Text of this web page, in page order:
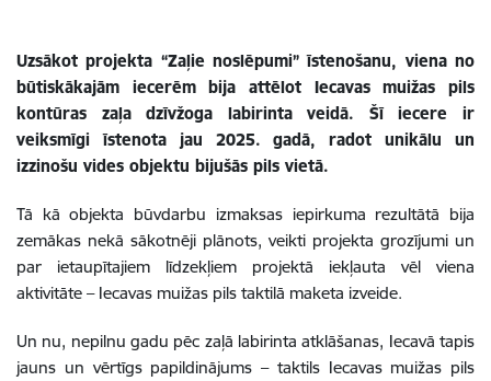
Uzsākot projekta “Zaļie noslēpumi” īstenošanu, viena no
būtiskākajām iecerēm bija attēlot Iecavas muižas pils
kontūras zaļa dzīvžoga labirinta veidā. Šī iecere ir
veiksmīgi īstenota jau 2025. gadā, radot unikālu un
izzinošu vides objektu bijušās pils vietā.
Tā kā objekta būvdarbu izmaksas iepirkuma rezultātā bija
zemākas nekā sākotnēji plānots, veikti projekta grozījumi un
par ietaupītajiem līdzekļiem projektā iekļauta vēl viena
aktivitāte – Iecavas muižas pils taktilā maketa izveide.
Un nu, nepilnu gadu pēc zaļā labirinta atklāšanas, Iecavā tapis
jauns un vērtīgs papildinājums – taktils Iecavas muižas pils